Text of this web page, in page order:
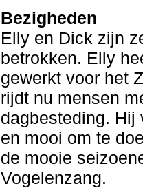
Bezigheden
Elly en Dick zijn
betrokken. Elly
gewerkt voor het
rijdt nu mensen
dagbesteding. Hij
en mooi om te
de mooie
Vogelenzang.